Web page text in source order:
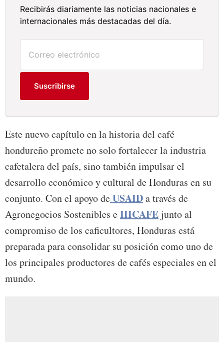
Recibirás diariamente las noticias nacionales e
internacionales más destacadas del día.
Suscribirse
Este nuevo capítulo en la historia del café
hondureño promete no solo fortalecer la industria
cafetalera del país, sino también impulsar el
desarrollo económico y cultural de Honduras en su
conjunto. Con el apoyo deUSAIDa través de
Agronegocios Sostenibles eIHCAFEjunto al
compromiso de los caficultores, Honduras está
preparada para consolidar su posición como uno de
los principales productores de cafés especiales en el
mundo.